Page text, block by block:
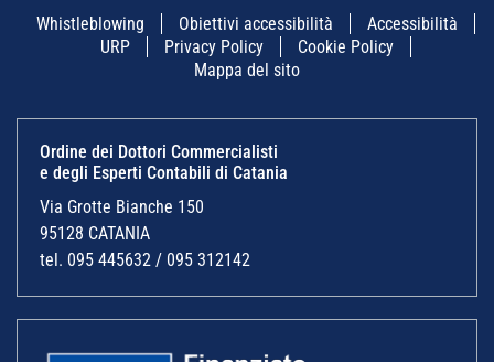
Whistleblowing Obiettivi accessibilità
Accessibilità
URP
Privacy Policy
Cookie Policy
Mappa del sito
Ordine dei Dottori Commercialisti
e degli Esperti Contabili di Catania
Via Grotte Bianche 150
95128 CATANIA
tel. 095 445632 / 095 312142